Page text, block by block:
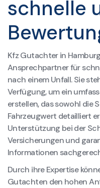
schnelle
Kfz Gutachter in
Ansprechpartner für
nach einem Unfall. Sie
Verfügung, um ein
erstellen, das sowohl die
Fahrzeugwert detailliert
Unterstützung bei der
Versicherungen und
Informationen
Durch ihre Expertise
Gutachten den hohen